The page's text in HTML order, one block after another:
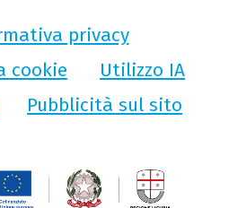
privacy
cookie
Utilizzo IA
Pubblicità sul sito